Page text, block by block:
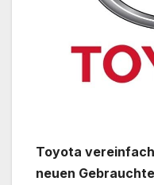
Toyota
neuen